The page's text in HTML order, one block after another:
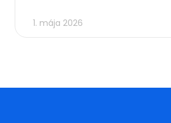
1. mája 2026